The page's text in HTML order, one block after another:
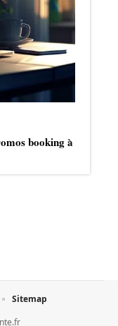
booking à
Sitemap